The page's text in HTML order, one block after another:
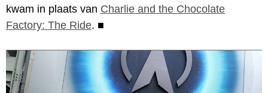
kwam in plaats van Charlie and the Chocolate
Factory: The Ride. ■